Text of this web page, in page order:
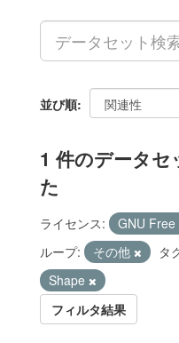
並び順
1 件のデータセ
た
ライセンス: GNU
ループ:
その他 タ
Shape
フィルタ結果